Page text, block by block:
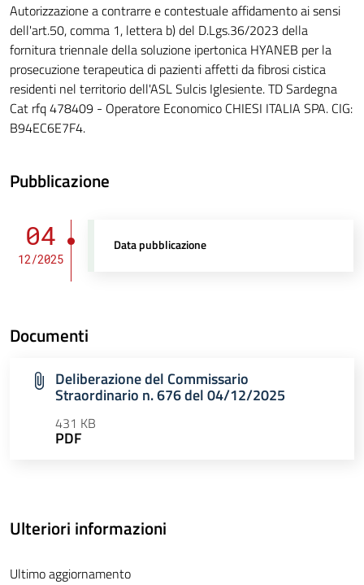
Autorizzazione a contrarre e contestuale affidamento ai sensi
dell'art.50, comma 1, lettera b) del D.Lgs.36/2023 della
fornitura triennale della soluzione ipertonica HYANEB per la
prosecuzione terapeutica di pazienti affetti da fibrosi cistica
residenti nel territorio dell'ASL Sulcis Iglesiente. TD Sardegna
Cat rfq 478409 - Operatore Economico CHIESI ITALIA SPA. CIG:
B94EC6E7F4.
Pubblicazione
04
12/2025
Data pubblicazione
Documenti
Deliberazione del Commissario
Straordinario n. 676 del 04/12/2025
431 KB
PDF
Ulteriori informazioni
Ultimo aggiornamento